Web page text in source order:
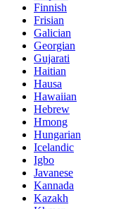
Finnish
Frisian
Galician
Georgian
Gujarati
Haitian
Hausa
Hawaiian
Hebrew
Hmong
Hungarian
Icelandic
Igbo
Javanese
Kannada
Kazakh